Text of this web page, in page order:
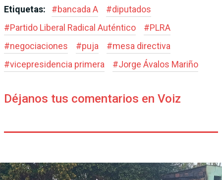
Etiquetas: #bancada A #diputados
#Partido Liberal Radical Auténtico #PLRA
#negociaciones #puja #mesa directiva
#vicepresidencia primera #Jorge Ávalos Mariño
Déjanos tus comentarios en Voiz